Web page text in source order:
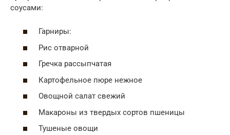
соусами:
Гарниры:
Рис отварной
Гречка рассыпчатая
Картофельное пюре нежное
Овощной салат свежий
Макароны из твердых сортов пшеницы
Тушеные овощи